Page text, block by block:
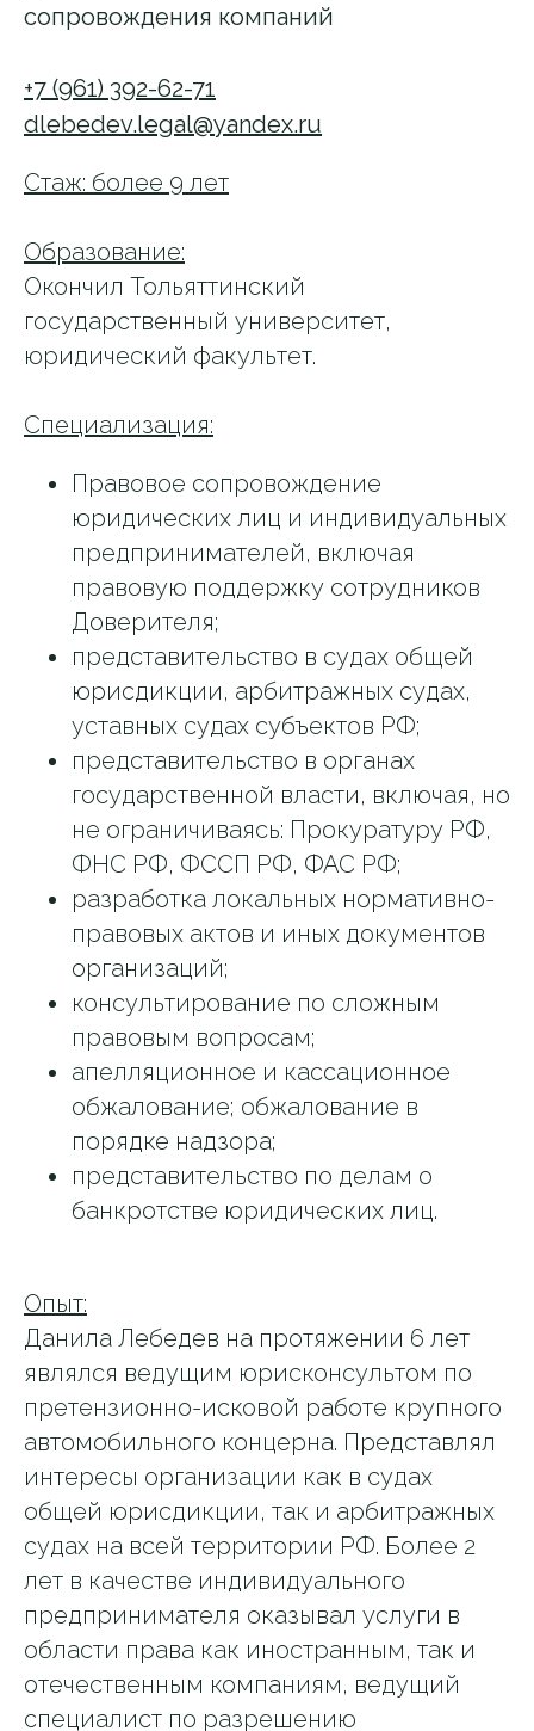
сопровождения компаний
+7 (961) 392-62-71
dlebedev.legal@yandex.ru
Стаж: более 9 лет
Образование:
Окончил Тольяттинский
государственный университет,
юридический факультет.
Специализация:
Правовое сопровождение
юридических лиц и индивидуальных
предпринимателей, включая
правовую поддержку сотрудников
Доверителя;
представительство в судах общей
юрисдикции, арбитражных судах,
уставных судах субъектов РФ;
представительство в органах
государственной власти, включая, но
не ограничиваясь: Прокуратуру РФ,
ФНС РФ, ФССП РФ, ФАС РФ;
разработка локальных нормативно-
правовых актов и иных документов
организаций;
консультирование по сложным
правовым вопросам;
апелляционное и кассационное
обжалование; обжалование в
порядке надзора;
представительство по делам о
банкротстве юридических лиц.
Опыт:
Данила Лебедев на протяжении 6 лет
являлся ведущим юрисконсультом по
претензионно-исковой работе крупного
автомобильного концерна. Представлял
интересы организации как в судах
общей юрисдикции, так и арбитражных
судах на всей территории РФ. Более 2
лет в качестве индивидуального
предпринимателя оказывал услуги в
области права как иностранным, так и
отечественным компаниям, ведущий
специалист по разрешению